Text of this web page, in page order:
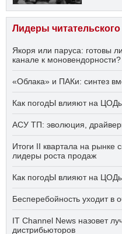
Лидеры читательского
Якоря или паруса: готовы
канале к моновендорности?
«Облака» и ПАКи: синтез
Как погодЫ влияют на
АСУ ТП: эволюция,
Итоги II квартала на
лидеры роста продаж
Как погодЫ влияют на
Бесперебойность уходит в
IT Channel News назовет
дистрибьюторов